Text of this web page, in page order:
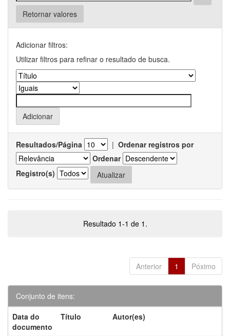
Retornar valores
Adicionar filtros:
Utilizar filtros para refinar o resultado de busca.
Resultados/Página | Ordenar registros por
Ordenar
Registro(s)
Resultado 1-1 de 1.
Anterior 1 Póximo
Conjunto de itens:
Data do
documento
Título Autor(es)